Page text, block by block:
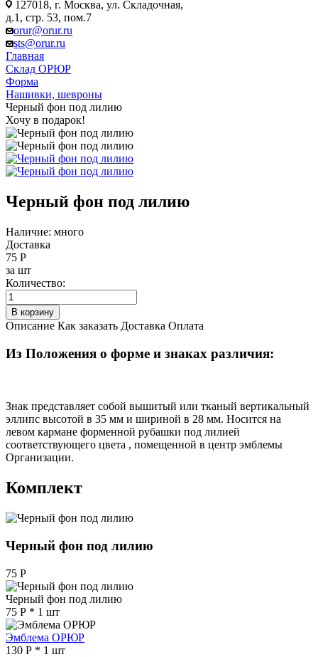
127018, г. Москва, ул. Складочная,
д.1, стр. 53, пом.7
orur@orur.ru
sts@orur.ru
Главная
Склад ОРЮР
Форма
Нашивки, шевроны
Черный фон под лилию
Хочу в подарок!
Черный фон под лилию
Наличие: много
Доставка
75 Р
за шт
Количество:
В корзину
Описание Как заказать Доставка Оплата
Из Положения о форме и знаках различия:
Знак представляет собой вышитый или тканый вертикальный
эллипс высотой в 35 мм и шириной в 28 мм. Носится на
левом кармане форменной рубашки под лилией
соответствующего цвета , помещенной в центр эмблемы
Организации.
Комплект
Черный фон под лилию
75 Р
Черный фон под лилию
75 Р * 1 шт
Эмблема ОРЮР
130 Р * 1 шт